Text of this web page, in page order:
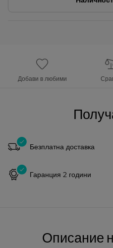
Добави в любими
Безплатна доставка
Гаранция 2 години
Описание